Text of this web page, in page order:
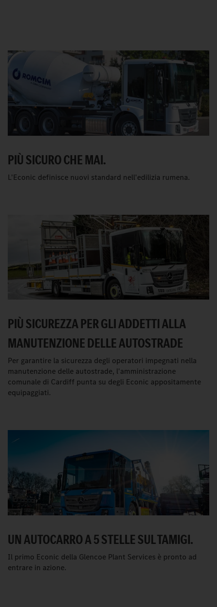
PIÙ SICURO CHE MAI.
L'Econic definisce nuovi standard nell'edilizia rumena.
PIÙ SICUREZZA PER GLI ADDETTI ALLA
MANUTENZIONE DELLE AUTOSTRADE
Per garantire la sicurezza degli operatori impegnati nella
manutenzione delle autostrade, l'amministrazione
comunale di Cardiff punta su degli Econic appositamente
equipaggiati.
UN AUTOCARRO A 5 STELLE SUL TAMIGI.
Il primo Econic della Glencoe Plant Services è pronto ad
entrare in azione.